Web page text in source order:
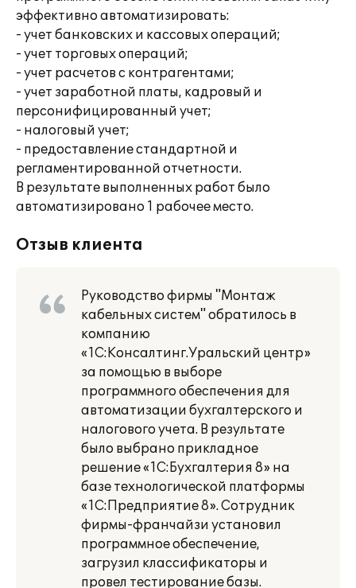
эффективно автоматизировать:
- учет банковских и кассовых операций;
- учет торговых операций;
- учет расчетов с контрагентами;
- учет заработной платы, кадровый и
персонифицированный учет;
- налоговый учет;
- предоставление стандартной и
регламентированной отчетности.
В результате выполненных работ было
автоматизировано 1 рабочее место.
Отзыв клиента
Руководство фирмы "Монтаж
кабельных систем" обратилось в
компанию
«1С:Консалтинг.Уральский центр»
за помощью в выборе
программного обеспечения для
автоматизации бухгалтерского и
налогового учета. В результате
было выбрано прикладное
решение «1С:Бухгалтерия 8» на
базе технологической платформы
«1С:Предприятие 8». Сотрудник
фирмы-франчайзи установил
программное обеспечение,
загрузил классификаторы и
провел тестирование базы.